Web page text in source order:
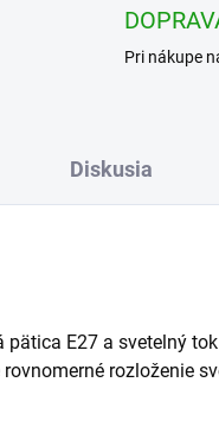
Pri nákupe
Diskusia
E27 a svetelný
rozloženie